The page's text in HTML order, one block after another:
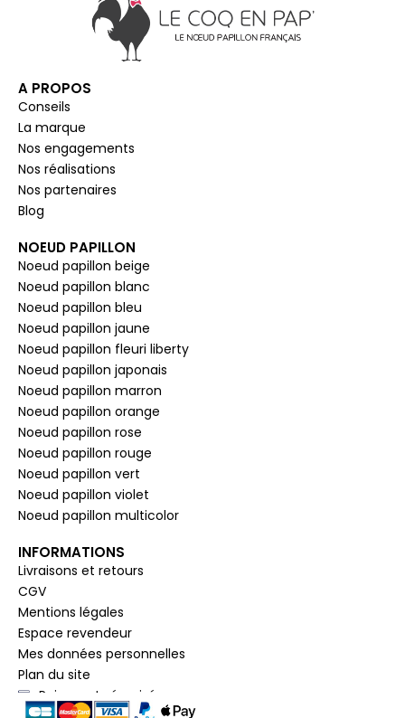
A PROPOS
Conseils
La marque
Nos engagements
Nos réalisations
Nos partenaires
Blog
NOEUD PAPILLON
Noeud papillon beige
Noeud papillon blanc
Noeud papillon bleu
Noeud papillon jaune
Noeud papillon fleuri liberty
Noeud papillon japonais
Noeud papillon marron
Noeud papillon orange
Noeud papillon rose
Noeud papillon rouge
Noeud papillon vert
Noeud papillon violet
Noeud papillon multicolor
INFORMATIONS
Livraisons et retours
CGV
Mentions légales
Espace revendeur
Mes données personnelles
Plan du site
Paiement sécurisé